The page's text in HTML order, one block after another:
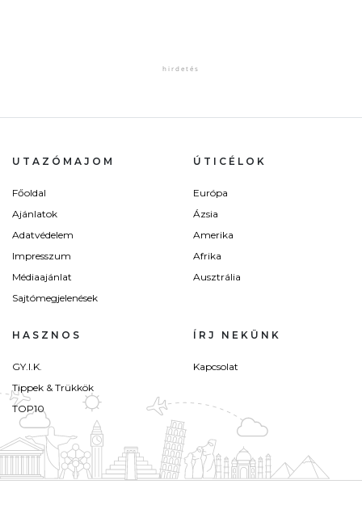
UTAZÓMAJOM
Főoldal
Ajánlatok
Adatvédelem
Impresszum
Médiaajánlat
Sajtómegjelenések
ÚTICÉLOK
Európa
Ázsia
Amerika
Afrika
Ausztrália
HASZNOS
GY.I.K.
Tippek & Trükkök
TOP10
ÍRJ NEKÜNK
Kapcsolat